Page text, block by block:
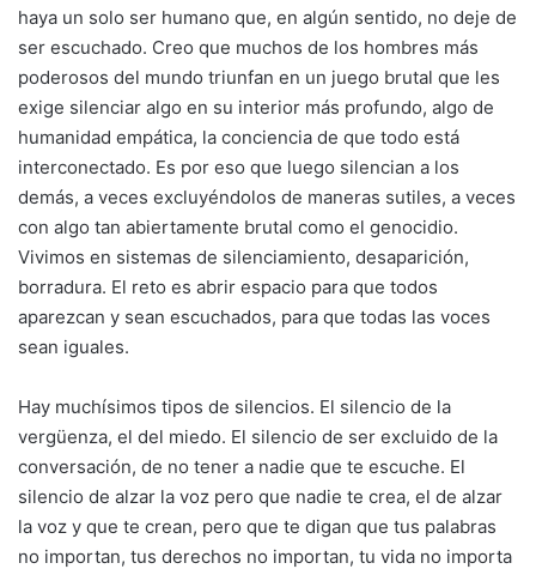
haya un solo ser humano que, en algún sentido, no deje de
ser escuchado. Creo que muchos de los hombres más
poderosos del mundo triunfan en un juego brutal que les
exige silenciar algo en su interior más profundo, algo de
humanidad empática, la conciencia de que todo está
interconectado. Es por eso que luego silencian a los
demás, a veces excluyéndolos de maneras sutiles, a veces
con algo tan abiertamente brutal como el genocidio.
Vivimos en sistemas de silenciamiento, desaparición,
borradura. El reto es abrir espacio para que todos
aparezcan y sean escuchados, para que todas las voces
sean iguales.
Hay muchísimos tipos de silencios. El silencio de la
vergüenza, el del miedo. El silencio de ser excluido de la
conversación, de no tener a nadie que te escuche. El
silencio de alzar la voz pero que nadie te crea, el de alzar
la voz y que te crean, pero que te digan que tus palabras
no importan, tus derechos no importan, tu vida no importa